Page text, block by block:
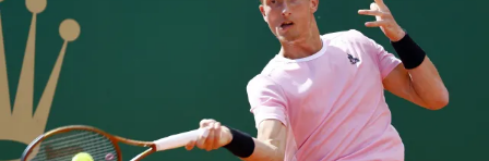
DALŠÍ SPORTY
Americký fotbal
Baseball a softbal
NEPŘEHLÉDNĚTE
Soutěže